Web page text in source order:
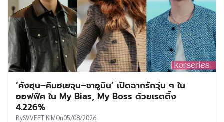
‘คังฮุน–คิมฮเยจุน–ชาอูมิน’ เปิดฉากรักวุ่น ๆ ใน
ออฟฟิศ ใน My Bias, My Boss ด้วยเรตติ้ง
4.226%
BySVVEET KIMOn05/08/2026